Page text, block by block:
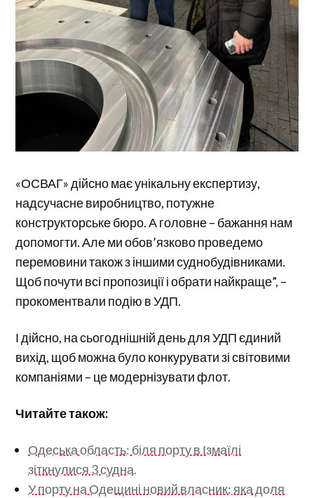
«ОСВАГ» дійсно має унікальну експертизу,
надсучасне виробництво, потужне
конструкторське бюро. А головне – бажання нам
допомогти. Але ми обов’язково проведемо
перемовини також з іншими суднобудівниками.
Щоб почути всі пропозиції і обрати найкраще”, –
прокоментвали подію в УДП.
І дійсно, на сьогоднішній день для УДП єдиний
вихід, щоб можна було конкурувати зі світовими
компаніями – це модернізувати флот.
Читайте також:
Одеська область: біля порту в Ізмаїлі
зіткнулися 3 судна.
У порту на Одещині новий власник: яка доля